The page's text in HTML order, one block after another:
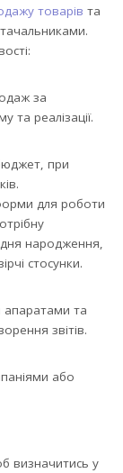
товарів та
за
та реалізації.
при
для роботи
дня народження,
стосунки.
апаратами та
звітів.
або
визначитись у